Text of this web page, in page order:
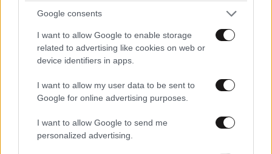
Google consents
I want to allow Google to enable storage
related to advertising like cookies on web or
device identifiers in apps.
I want to allow my user data to be sent to
Google for online advertising purposes.
I want to allow Google to send me
personalized advertising.